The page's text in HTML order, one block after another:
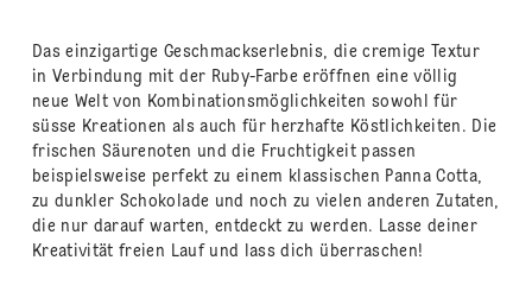
Das einzigartige Geschmackserlebnis, die cremige Textur
in Verbindung mit der Ruby-Farbe eröffnen eine völlig
neue Welt von Kombinationsmöglichkeiten sowohl für
süsse Kreationen als auch für herzhafte Köstlichkeiten. Die
frischen Säurenoten und die Fruchtigkeit passen
beispielsweise perfekt zu einem klassischen Panna Cotta,
zu dunkler Schokolade und noch zu vielen anderen Zutaten,
die nur darauf warten, entdeckt zu werden. Lasse deiner
Kreativität freien Lauf und lass dich überraschen!